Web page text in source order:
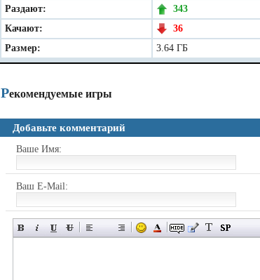
Раздают:
343
Качают:
36
Размер:
3.64 ГБ
Рекомендуемые игры
Добавьте комментарий
Ваше Имя:
Ваш E-Mail: